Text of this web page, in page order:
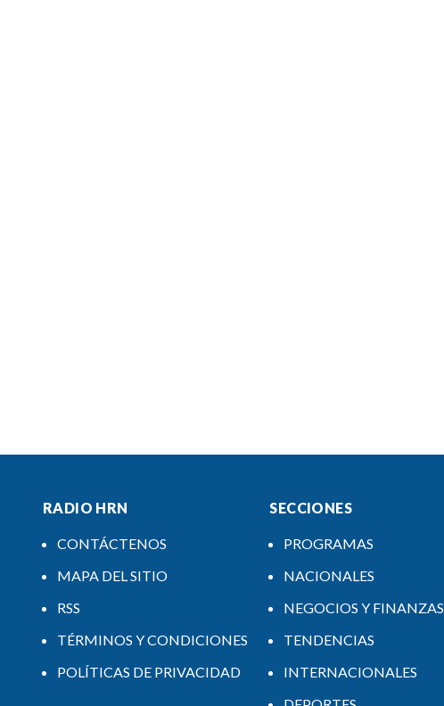
RADIO HRN
CONTÁCTENOS
MAPA DEL SITIO
RSS
TÉRMINOS Y CONDICIONES
POLÍTICAS DE PRIVACIDAD
SECCIONES
PROGRAMAS
NACIONALES
NEGOCIOS Y FINANZAS
TENDENCIAS
INTERNACIONALES